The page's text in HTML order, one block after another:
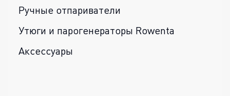
Ручные отпариватели
Утюги и парогенераторы Rowenta
Аксессуары